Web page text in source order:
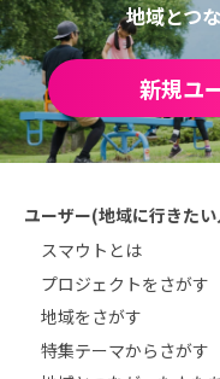
地域とつ
新規ユ
ユーザー(地域に行きた
スマウトとは
プロジェクトをさがす
地域をさがす
特集テーマからさがす